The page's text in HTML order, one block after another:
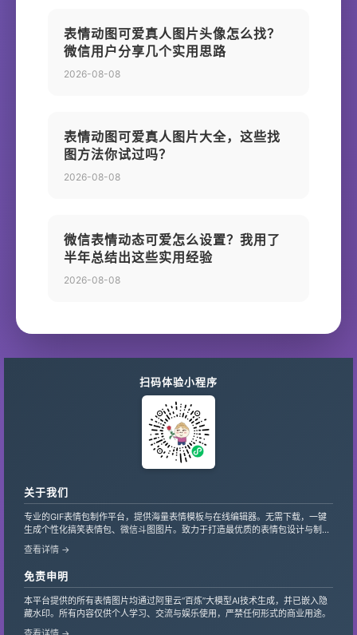
表情动图可爱真人图片头像怎么找？
微信用户分享几个实用思路
2026-08-08
表情动图可爱真人图片大全，这些找
图方法你试过吗？
2026-08-08
微信表情动态可爱怎么设置？我用了
半年总结出这些实用经验
2026-08-08
扫码体验小程序
关于我们
专业的GIF表情包制作平台，提供海量表情模板与在线编辑器。无需下载，一键
生成个性化搞笑表情包、微信斗图图片。致力于打造最优质的表情包设计与制作
服务，支持自定义文字、贴纸，让创意轻松变现。
查看详情 →
免责申明
本平台提供的所有表情图片均通过阿里云“百炼”大模型AI技术生成，并已嵌入隐
藏水印。所有内容仅供个人学习、交流与娱乐使用，严禁任何形式的商业用途。